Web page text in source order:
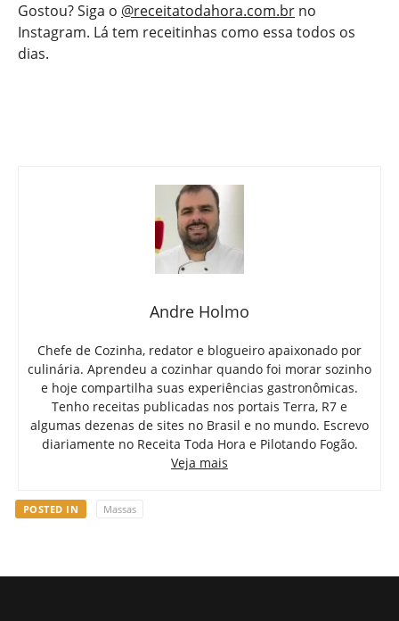
Gostou? Siga o @receitatodahora.com.br no
Instagram. Lá tem receitinhas como essa todos os
dias.
Andre Holmo
Chefe de Cozinha, redator e blogueiro apaixonado por
culinária. Aprendeu a cozinhar quando foi morar sozinho
e hoje compartilha suas experiências gastronômicas.
Tenho receitas publicadas nos portais Terra, R7 e
algumas dezenas de sites no Brasil e no mundo. Escrevo
diariamente no Receita Toda Hora e Pilotando Fogão.
Veja mais
POSTED IN Massas